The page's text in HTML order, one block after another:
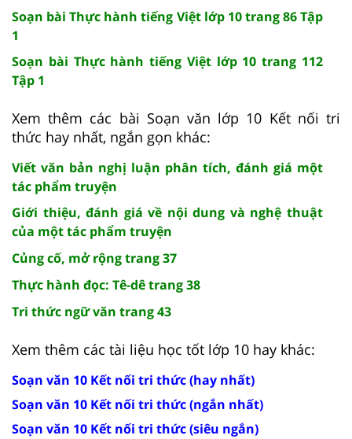
Soạn bài Thực hành tiếng Việt lớp 10 trang 86 Tập
1
Soạn bài Thực hành tiếng Việt lớp 10 trang 112
Tập 1
Xem thêm các bài Soạn văn lớp 10 Kết nối tri
thức hay nhất, ngắn gọn khác:
Viết văn bản nghị luận phân tích, đánh giá một
tác phẩm truyện
Giới thiệu, đánh giá về nội dung và nghệ thuật
của một tác phẩm truyện
Củng cố, mở rộng trang 37
Thực hành đọc: Tê-dê trang 38
Tri thức ngữ văn trang 43
Xem thêm các tài liệu học tốt lớp 10 hay khác:
Soạn văn 10 Kết nối tri thức (hay nhất)
Soạn văn 10 Kết nối tri thức (ngắn nhất)
Soạn văn 10 Kết nối tri thức (siêu ngắn)